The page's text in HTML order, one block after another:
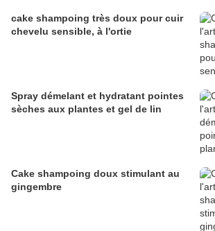
cake shampoing très doux pour cuir
chevelu sensible, à l'ortie
Spray démelant et hydratant pointes
sèches aux plantes et gel de lin
Cake shampoing doux stimulant au
gingembre